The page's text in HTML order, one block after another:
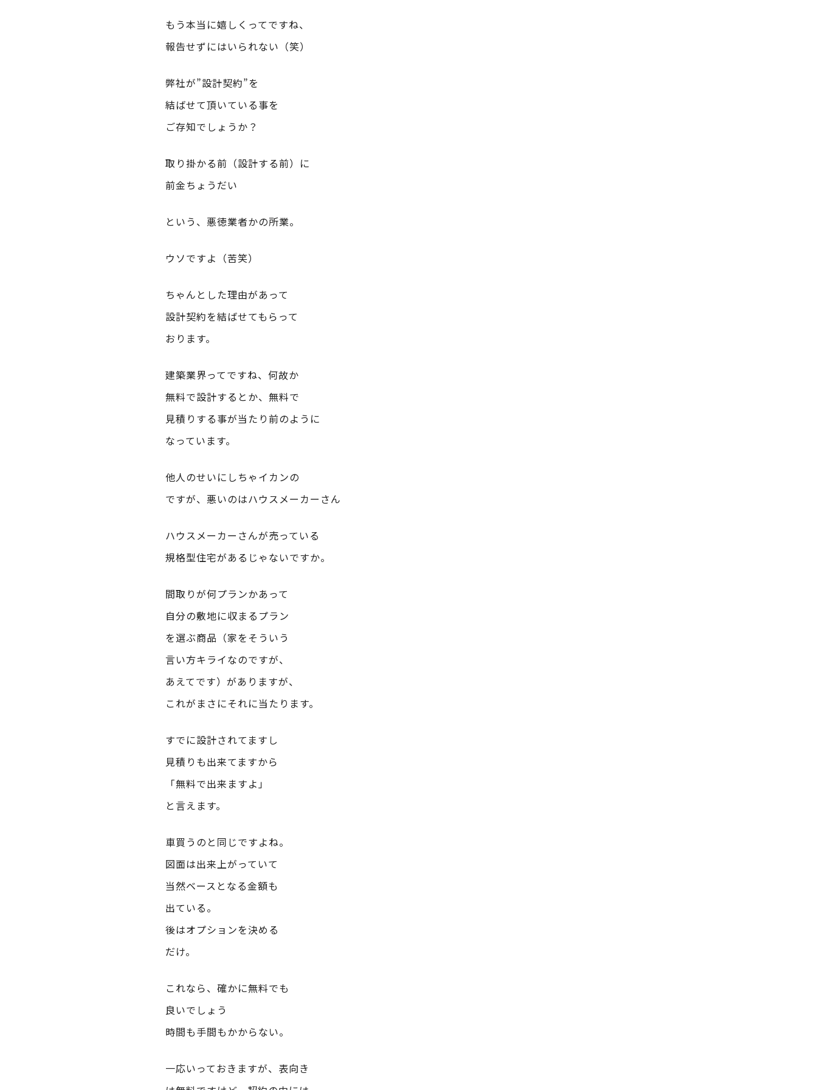
もう本当に嬉しくってですね、
報告せずにはいられない（笑）
弊社が”設計契約”を
結ばせて頂いている事を
ご存知でしょうか？
取り掛かる前（設計する前）に
前金ちょうだい
という、悪徳業者かの所業。
ウソですよ（苦笑）
ちゃんとした理由があって
設計契約を結ばせてもらって
おります。
建築業界ってですね、何故か
無料で設計するとか、無料で
見積りする事が当たり前のように
なっています。
他人のせいにしちゃイカンの
ですが、悪いのはハウスメーカーさん
ハウスメーカーさんが売っている
規格型住宅があるじゃないですか。
間取りが何プランかあって
自分の敷地に収まるプラン
を選ぶ商品（家をそういう
言い方キライなのですが、
あえてです）がありますが、
これがまさにそれに当たります。
すでに設計されてますし
見積りも出来てますから
「無料で出来ますよ」
と言えます。
車買うのと同じですよね。
図面は出来上がっていて
当然ベースとなる金額も
出ている。
後はオプションを決める
だけ。
これなら、確かに無料でも
良いでしょう
時間も手間もかからない。
一応いっておきますが、表向き